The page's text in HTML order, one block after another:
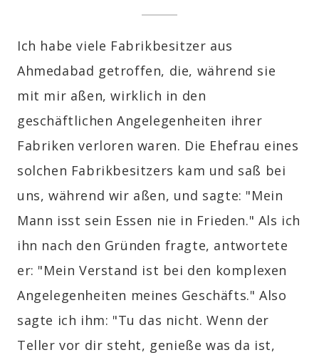
Ich habe viele Fabrikbesitzer aus
Ahmedabad getroffen, die, während sie
mit mir aßen, wirklich in den
geschäftlichen Angelegenheiten ihrer
Fabriken verloren waren. Die Ehefrau eines
solchen Fabrikbesitzers kam und saß bei
uns, während wir aßen, und sagte: "Mein
Mann isst sein Essen nie in Frieden." Als ich
ihn nach den Gründen fragte, antwortete
er: "Mein Verstand ist bei den komplexen
Angelegenheiten meines Geschäfts." Also
sagte ich ihm: "Tu das nicht. Wenn der
Teller vor dir steht, genieße was da ist,